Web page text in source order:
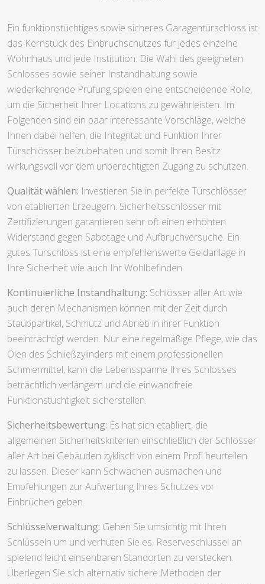
Ein funktionstüchtiges sowie sicheres Garagentürschloss ist
das Kernstück des Einbruchschutzes für jedes einzelne
Wohnhaus und jede Institution. Die Wahl des geeigneten
Schlosses sowie seiner Instandhaltung sowie
wiederkehrende Prüfung spielen eine entscheidende Rolle,
um die Sicherheit Ihrer Locations zu gewährleisten. Im
Folgenden sind ein paar interessante Vorschläge, welche
Ihnen dabei helfen, die Integrität und Funktion Ihrer
Türschlösser beizubehalten und somit Ihren Besitz
wirkungsvoll vor dem unberechtigten Zugang zu schützen.
Qualität wählen: Investieren Sie in perfekte Türschlösser
von etablierten Erzeugern. Sicherheitsschlösser mit
Zertifizierungen garantieren sehr oft einen erhöhten
Widerstand gegen Sabotage und Aufbruchversuche. Ein
gutes Türschloss ist eine empfehlenswerte Geldanlage in
Ihre Sicherheit wie auch Ihr Wohlbefinden.
Kontinuierliche Instandhaltung: Schlösser aller Art wie
auch deren Mechanismen können mit der Zeit durch
Staubpartikel, Schmutz und Abrieb in ihrer Funktion
beeinträchtigt werden. Nur eine regelmäßige Pflege, wie das
Ölen des Schließzylinders mit einem professionellen
Schmiermittel, kann die Lebensspanne Ihres Schlosses
beträchtlich verlängern und die einwandfreie
Funktionstüchtigkeit sicherstellen.
Sicherheitsbewertung: Es hat sich etabliert, die
allgemeinen Sicherheitskriterien einschließlich der Schlösser
aller Art bei Gebäuden zyklisch von einem Profi beurteilen
zu lassen. Dieser kann Schwächen ausmachen und
Empfehlungen zur Aufwertung Ihres Schutzes vor
Einbrüchen geben.
Schlüsselverwaltung: Gehen Sie umsichtig mit Ihren
Schlüsseln um und verhüten Sie es, Reserveschlüssel an
spielend leicht einsehbaren Standorten zu verstecken.
Überlegen Sie sich alternativ sichere Methoden der